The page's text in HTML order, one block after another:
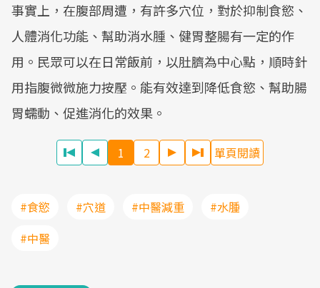
事實上，在腹部周遭，有許多穴位，對於抑制食慾、
人體消化功能、幫助消水腫、健胃整腸有一定的作
用。民眾可以在日常飯前，以肚臍為中心點，順時針
用指腹微微施力按壓。能有效達到降低食慾、幫助腸
胃蠕動、促進消化的效果。
1 2 單頁閱讀
#食慾 #穴道 #中醫減重
#水腫
#中醫